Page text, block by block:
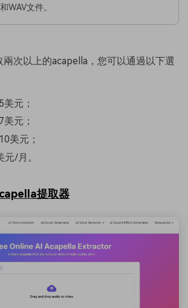
WAV文件。
次以上的acapella，您可以通過以下選
元；
元；
美元；
/月。
提取器